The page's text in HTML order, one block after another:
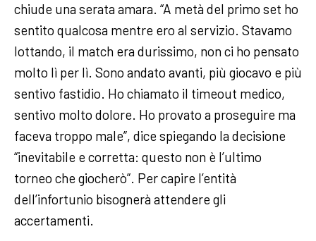
chiude una serata amara. “A metà del primo set ho
sentito qualcosa mentre ero al servizio. Stavamo
lottando, il match era durissimo, non ci ho pensato
molto lì per lì. Sono andato avanti, più giocavo e più
sentivo fastidio. Ho chiamato il timeout medico,
sentivo molto dolore. Ho provato a proseguire ma
faceva troppo male”, dice spiegando la decisione
“inevitabile e corretta: questo non è l’ultimo
torneo che giocherò”. Per capire l’entità
dell’infortunio bisognerà attendere gli
accertamenti.